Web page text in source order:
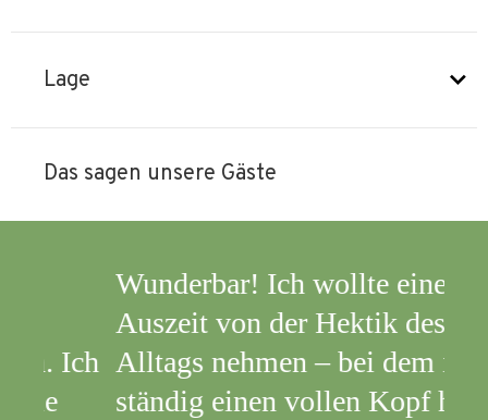
Lage
Das sagen unsere Gäste
Wunderbar! Ich wollte eine
Auszeit von der Hektik des
Alltags nehmen – bei dem ich
ständig einen vollen Kopf habe